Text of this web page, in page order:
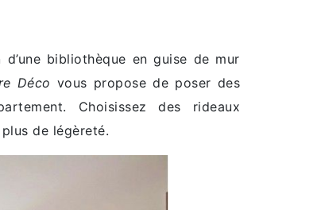
bibliothèque en guise de mur
Déco vous propose de poser des
Choisissez des rideaux
de légèreté.